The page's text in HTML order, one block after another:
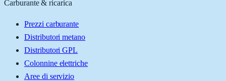
Carburante & ricarica
Prezzi carburante
Distributori metano
Distributori GPL
Colonnine elettriche
Aree di servizio